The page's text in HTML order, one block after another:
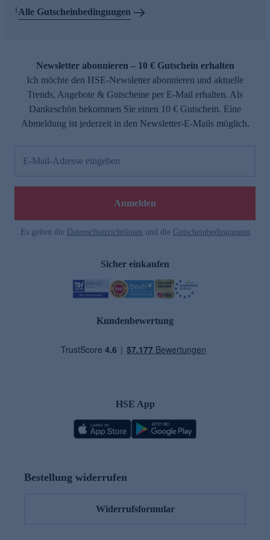
1 Alle Gutscheinbedingungen
Newsletter abonnieren – 10 € Gutschein erhalten
Ich möchte den HSE-Newsletter abonnieren und aktuelle
Trends, Angebote & Gutscheine per E-Mail erhalten. Als
Dankeschön bekommen Sie einen 10 € Gutschein. Eine
Abmeldung ist jederzeit in den Newsletter-E-Mails möglich.
E-Mail-Adresse eingeben
Anmelden
Es gelten die Datenschutzrichtlinien und die Gutscheinbedingungen
Sicher einkaufen
Kundenbewertung
HSE App
Bestellung widerrufen
Widerrufsformular